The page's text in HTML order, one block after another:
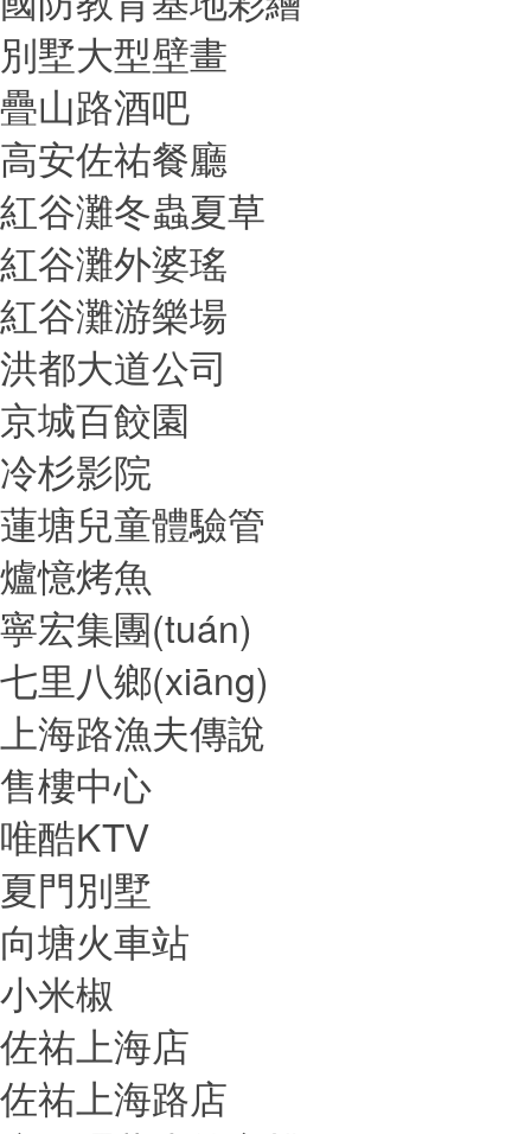
別墅大型壁畫
疊山路酒吧
高安佐祐餐廳
紅谷灘冬蟲夏草
紅谷灘外婆瑤
紅谷灘游樂場
洪都大道公司
京城百餃園
冷杉影院
蓮塘兒童體驗管
爐憶烤魚
寧宏集團(tuán)
七里八鄉(xiāng)
上海路漁夫傳說
售樓中心
唯酷KTV
夏門別墅
向塘火車站
小米椒
佐祐上海店
佐祐上海路店